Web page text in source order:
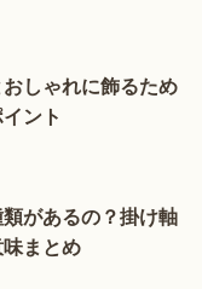
しゃれに飾るため
ント
があるの？掛け軸
まとめ